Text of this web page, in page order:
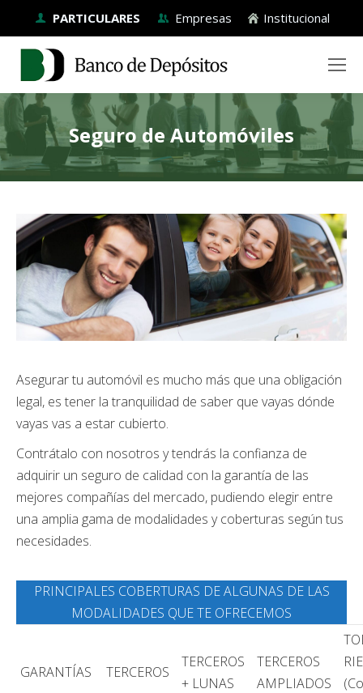
PARTICULARES Empresas Institucional
Seguro de Automóviles
Asegurar tu automóvil es mucho más que una obligación
legal, es tener la tranquilidad de saber que vayas dónde
vayas vas a estar cubierto.
Contrátalo con nosotros y tendrás la confianza de
adquirir un seguro de calidad con la garantía de las
mejores compañías del mercado, pudiendo elegir entre
una amplia gama de modalidades y coberturas según tus
necesidades.
PRINCIPALES COBERTURAS DE ALGUNAS DE LAS
MODALIDADES QUE TE OFRECEMOS
GARANTÍAS TERCEROS
TERCEROS
+ LUNAS
TERCEROS
AMPLIADOS